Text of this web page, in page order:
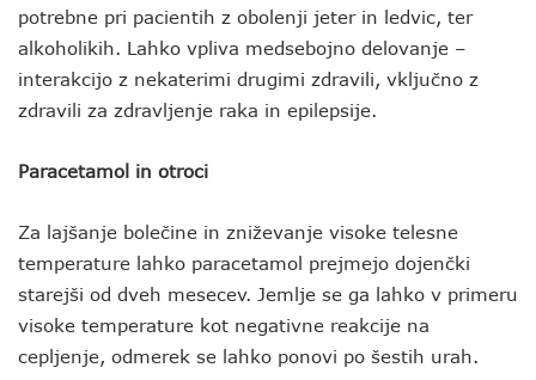
potrebne pri pacientih z obolenji jeter in ledvic, ter
alkoholikih. Lahko vpliva medsebojno delovanje –
interakcijo z nekaterimi drugimi zdravili, vključno z
zdravili za zdravljenje raka in epilepsije.
Paracetamol in otroci
Za lajšanje bolečine in zniževanje visoke telesne
temperature lahko paracetamol prejmejo dojenčki
starejši od dveh mesecev. Jemlje se ga lahko v primeru
visoke temperature kot negativne reakcije na
cepljenje, odmerek se lahko ponovi po šestih urah.